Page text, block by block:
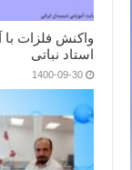
واکنش فلزات
استاد نباتی
1400-09-30